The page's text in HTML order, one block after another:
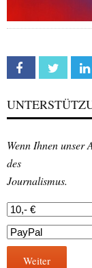
Facebook Twitter
Wenn Ihnen unser
des
Journalismus.
Weiter